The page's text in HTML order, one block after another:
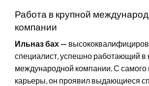
Работа в крупной
компании
Ильназ бах —
специалист, успешно работающий в
международной компании. С самого
карьеры, он проявил выдающиеся